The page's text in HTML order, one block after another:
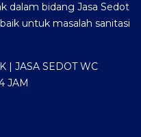
dalam bidang Jasa Sedot
untuk masalah sanitasi
| JASA SEDOT WC
JAM